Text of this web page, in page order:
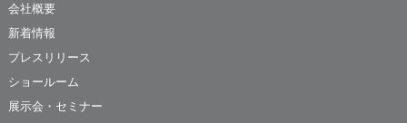
会社概要
新着情報
プレスリリース
ショールーム
展示会・セミナー